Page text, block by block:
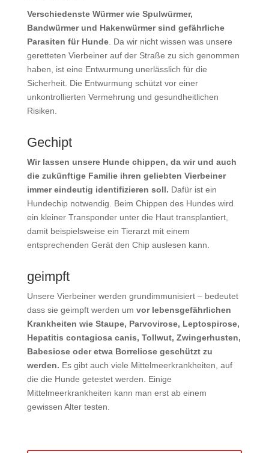
Verschiedenste Würmer wie Spulwürmer,
Bandwürmer und Hakenwürmer sind gefährliche
Parasiten für Hunde. Da wir nicht wissen was unsere
geretteten Vierbeiner auf der Straße zu sich genommen
haben, ist eine Entwurmung unerlässlich für die
Sicherheit. Die Entwurmung schützt vor einer
unkontrollierten Vermehrung und gesundheitlichen
Risiken.
Gechipt
Wir lassen unsere Hunde chippen, da wir und auch
die zukünftige Familie ihren geliebten Vierbeiner
immer eindeutig identifizieren soll. Dafürist ein
Hundechip notwendig. Beim Chippen des Hundes wird
ein kleiner Transponder unter die Haut transplantiert,
damit beispielsweise ein Tierarzt mit einem
entsprechenden Gerät den Chip auslesen kann.
geimpft
Unsere Vierbeiner werden grundimmunisiert – bedeutet
dass sie geimpft werden um vor lebensgefährlichen
Krankheiten wie Staupe, Parvovirose, Leptospirose,
Hepatitis contagiosa canis, Tollwut, Zwingerhusten,
Babesiose oder etwa Borreliose geschützt zu
werden. Es gibt auch viele Mittelmeerkrankheiten, auf
die die Hunde getestet werden. Einige
Mittelmeerkrankheiten kann man erst ab einem
gewissen Alter testen.